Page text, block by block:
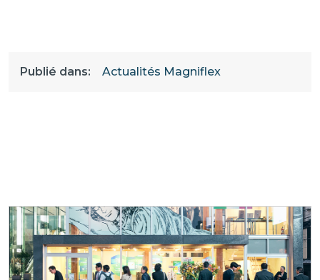
Publié dans: Actualités Magniflex